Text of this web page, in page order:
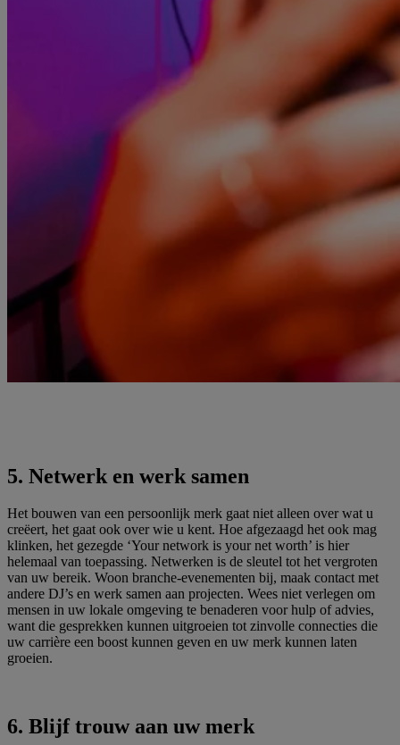
5. Netwerk en werk samen
Het bouwen van een persoonlijk merk gaat niet alleen over wat u
creëert, het gaat ook over wie u kent. Hoe afgezaagd het ook mag
klinken, het gezegde ‘Your network is your net worth’ is hier
helemaal van toepassing. Netwerken is de sleutel tot het vergroten
van uw bereik. Woon branche-evenementen bij, maak contact met
andere DJ’s en werk samen aan projecten. Wees niet verlegen om
mensen in uw lokale omgeving te benaderen voor hulp of advies,
want die gesprekken kunnen uitgroeien tot zinvolle connecties die
uw carrière een boost kunnen geven en uw merk kunnen laten
groeien.
6. Blijf trouw aan uw merk